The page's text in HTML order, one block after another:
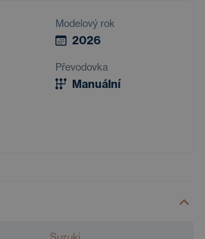
Modelový rok
2026
Převodovka
Manuální